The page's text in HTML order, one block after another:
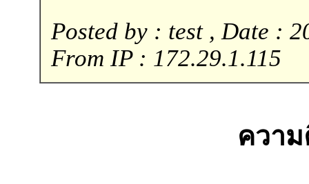
Posted by : test , Date :
From IP : 172.29.1.115
ควา